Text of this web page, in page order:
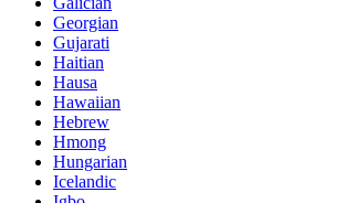
Georgian
Gujarati
Haitian
Hausa
Hawaiian
Hebrew
Hmong
Hungarian
Icelandic